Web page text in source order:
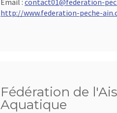
Email : contact01@federation-
http://www.federation-peche-
Fédération de
Aquatique